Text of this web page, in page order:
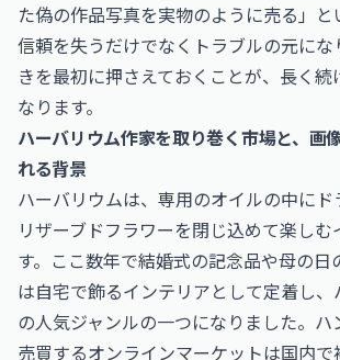
た偽の作品写真を実物のように売る」と
信頼を失うだけでなくトラブルの元にな
きを最初に押さえておくことが、長く
なります。
ハーバリウム作家を取り巻く市場と、画
れる背景
ハーバリウムは、専用のオイルの中に
リザーブドフラワーを閉じ込めて楽し
す。ここ数年で結婚式の記念品や母の日
は自宅で飾るインテリアとして定着し
の人気ジャンルの一つになりました。ハ
売買するオンラインマーケットは国内